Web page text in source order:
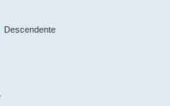
Descendente